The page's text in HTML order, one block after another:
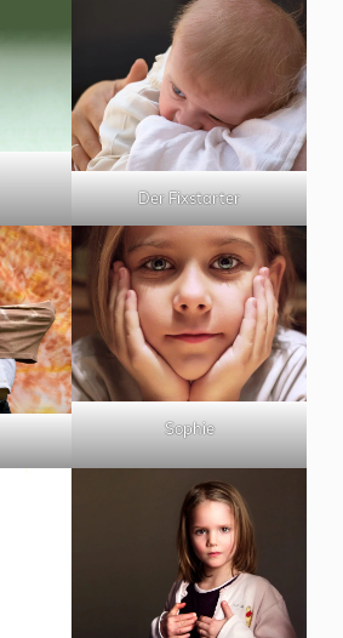
Der Fixstarter
Sophie